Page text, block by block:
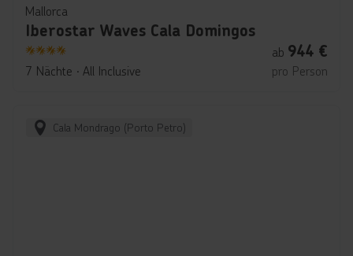
Mallorca
Iberostar Waves Cala Domingos
4
7 Nächte ∙ All Inclusive
ab 944 €
pro Person
Cala Mondrago (Porto Petro)